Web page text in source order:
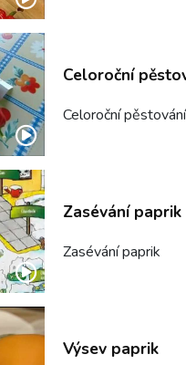
Celoroční
Celoroční
Zasévání paprik
Zasévání paprik
Výsev paprik